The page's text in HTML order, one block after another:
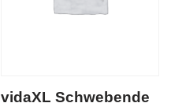
vidaXL Schwebende